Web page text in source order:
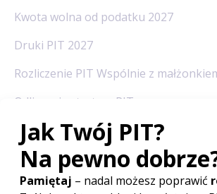
Kwota wolna od podatku 2027
Druki PIT 2027
Rozliczenie PIT Wspólnie z
Odliczanie straty w PIT
Redakcja PITax
Opinie